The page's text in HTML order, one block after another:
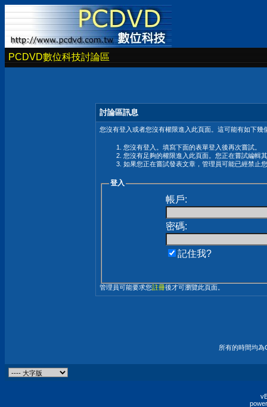
PCDVD數位科技討論區
討論區訊息
您沒有登入或者您沒有權限進入此頁面。這可能有如下幾
您沒有登入。填寫下面的表單登入後再次嘗試。
您沒有足夠的權限進入此頁面。您正在嘗試編輯
如果您正在嘗試發表文章，管理員可能已經禁止
登入
帳戶:
密碼:
記住我?
管理員可能要求您註冊後才可瀏覽此頁面。
所有的時間均為